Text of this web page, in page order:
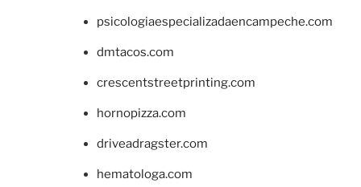
psicologiaespecializadaencampeche.com
dmtacos.com
crescentstreetprinting.com
hornopizza.com
driveadragster.com
hematologa.com